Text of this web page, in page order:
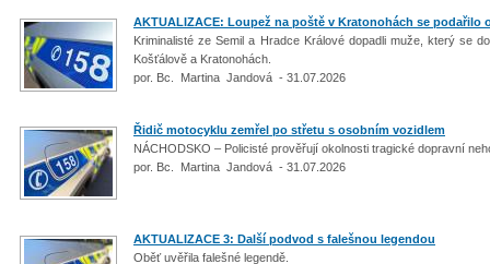
AKTUALIZACE: Loupež na poště v Kratonohách se podařilo
Kriminalisté ze Semil a Hradce Králové dopadli muže, který se
Košťálově a Kratonohách.
por. Bc. Martina Jandová - 31.07.2026
Řidič motocyklu zemřel po střetu s osobním vozidlem
NÁCHODSKO – Policisté prověřují okolnosti tragické dopravní
por. Bc. Martina Jandová - 31.07.2026
AKTUALIZACE 3: Další podvod s falešnou legendou
Oběť uvěřila falešné legendě.